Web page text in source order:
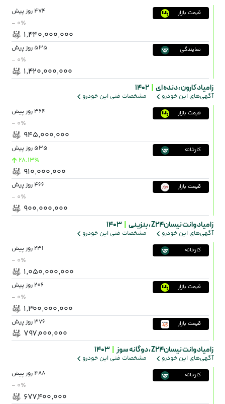
قیمت بازار 474 روز پیش
- ۰٪
۱٬۴۴۰٬۰۰۰٬۰۰۰
نمایندگی 535 روز پیش
- ۰٪
۱٬۴۲۰٬۰۰۰٬۰۰۰
زامیاد کارون ،دنده ای 1402
آگهی‌های این خودرو مشخصات فنی این خودرو
قیمت بازار 364 روز پیش
- ۰٪
۹۴۵٬۰۰۰٬۰۰۰
کارخانه 535 روز پیش
28.13٪
۹۱۰٬۰۰۰٬۰۰۰
قیمت بازار 466 روز پیش
- ۰٪
۹۰۰٬۰۰۰٬۰۰۰
زامیاد وانت نیسانZ24 ، بنزینی 1403
آگهی‌های این خودرو مشخصات فنی این خودرو
کارخانه 231 روز پیش
- ۰٪
۱٬۰۵۰٬۰۰۰٬۰۰۰
قیمت بازار 206 روز پیش
- ۰٪
۱٬۳۰۰٬۰۰۰٬۰۰۰
قیمت بازار 376 روز پیش
۷۹۷٬۰۰۰٬۰۰۰
زامیاد وانت نیسانZ24 ، دوگانه سوز 1403
آگهی‌های این خودرو مشخصات فنی این خودرو
کارخانه 488 روز پیش
- ۰٪
۶۷۷٬۴۰۰٬۰۰۰